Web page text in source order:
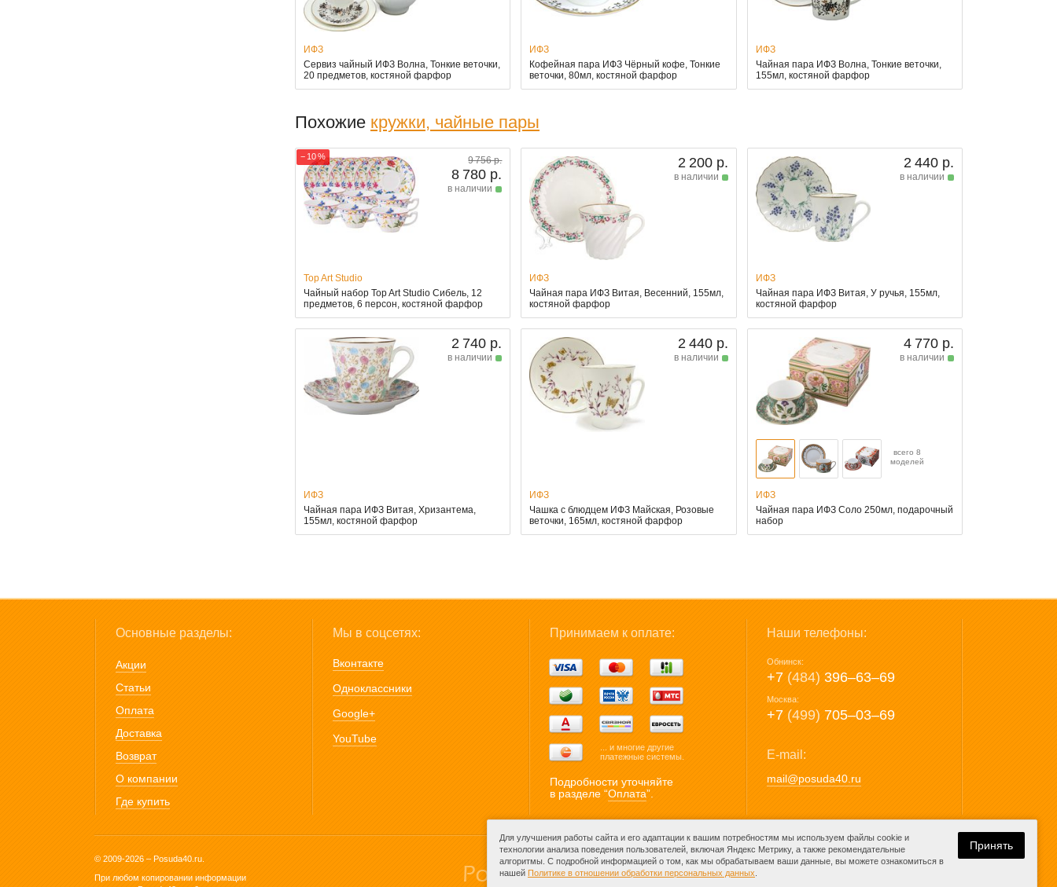
ИФЗ
Сервиз чайный ИФЗ Волна, Тонкие веточки,
20 предметов, костяной фарфор
ИФЗ
Кофейная пара ИФЗ Чёрный кофе, Тонкие
веточки, 80мл, костяной фарфор
ИФЗ
Чайная пара ИФЗ Волна, Тонкие веточки,
155мл, костяной фарфор
Похожие кружки, чайные пары
− 10 % 9 756 р.
8 780 р.
в наличии
Top Art Studio
Чайный набор Top Art Studio Сибель, 12
предметов, 6 персон, костяной фарфор
2 200 р.
в наличии
ИФЗ
Чайная пара ИФЗ Витая, Весенний, 155мл,
костяной фарфор
2 440 р.
в наличии
ИФЗ
Чайная пара ИФЗ Витая, У ручья, 155мл,
костяной фарфор
2 740 р.
в наличии
ИФЗ
Чайная пара ИФЗ Витая, Хризантема,
155мл, костяной фарфор
2 440 р.
в наличии
ИФЗ
Чашка с блюдцем ИФЗ Майская, Розовые
веточки, 165мл, костяной фарфор
4 770 р.
в наличии
всего 8
моделей
ИФЗ
Чайная пара ИФЗ Соло 250мл, подарочный
набор
Основные разделы:
Акции
Статьи
Оплата
Доставка
Возврат
О компании
Где купить
Мы в соцсетях:
Вконтакте
Одноклассники
Google+
YouTube
Принимаем к оплате:
... и многие другие
платежные системы.
Подробности уточняйте
в разделе “Оплата”.
Наши телефоны:
Обнинск:
+7 (484) 396‒63‒69
Москва:
+7 (499) 705‒03‒69
E-mail:
mail@posuda40.ru
© 2009-2026 – Posuda40.ru.
При любом копировании информации
Разработка сайта:
Для улучшения работы сайта и его адаптации к вашим потребностям мы используем файлы cookie и
технологии анализа поведения пользователей, включая Яндекс Метрику, а также рекомендательные
алгоритмы. С подробной информацией о том, как мы обрабатываем ваши данные, вы можете ознакомиться в
нашей Политике в отношении обработки персональных данных
Принять